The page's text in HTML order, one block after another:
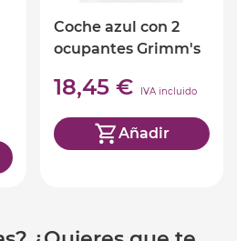
Coche azul con 2
ocupantes Grimm's
18,45 € IVA incluido
Añadir